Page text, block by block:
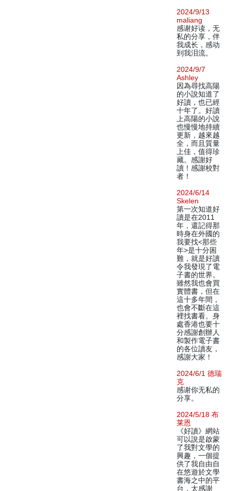
2024/9/13
maliang
感谢好读，无
私的分享，伴
我成长，感动
到我泪流。
2024/9/7
Ashley
因為尋找高陽
的小說知道了
好讀，也已經
十年了。好讀
上高陽的小說
也慢慢地持續
更新，越來越
全，而且質量
上佳，值得珍
藏。感謝好
讀！感謝校對
者！
2024/6/14
Skelen
第一次知道好
讀是在2011
年，還記得那
時身在外國的
我要找<那些
年>是十分困
難，就是好讀
令我發現了電
子書的世界。
雖然我也會買
實體書，但在
這十多年間，
也會不斷在這
裡找書看。身
處香港也要十
分感謝創辦人
和製作電子書
的各位讀友，
感謝大家！
2024/6/1 德瑞
克
感谢你无私的
分享。
2024/5/18 布
莱恩
《好讀》網站
可以說是啟蒙
了我對文學的
興趣，一個提
供了我自由自
在悠遊於文學
書海之中的平
台，太感謝